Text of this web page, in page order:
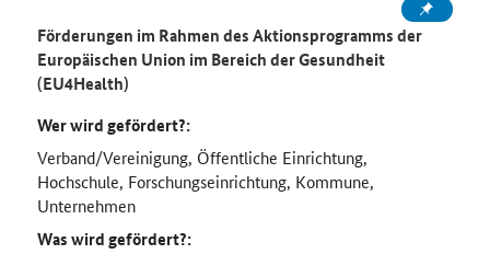
Förderungen im Rahmen des Aktionsprogramms der
Europäischen Union im Bereich der Gesundheit
(EU4Health)
Wer wird gefördert?:
Verband/Vereinigung, Öffentliche Einrichtung,
Hochschule, Forschungseinrichtung, Kommune,
Unternehmen
Was wird gefördert?: